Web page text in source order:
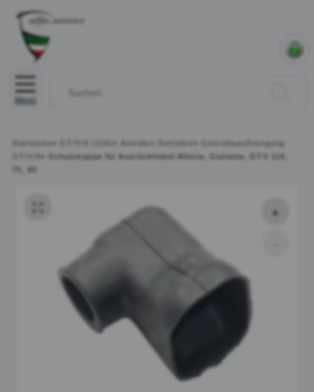
Menü
Startseite » » Antrieb » Getriebe »
Getriebeaufhängung
»
Schutzkappe für Ausrückhebel Alfetta, Giulietta, GTV 116,